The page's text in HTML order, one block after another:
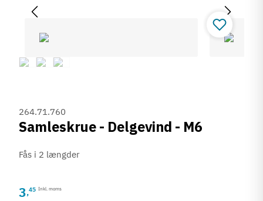
264.71.760
Samleskrue - Delgevind - M6
Fås i 2 længder
3,45 Inkl. moms